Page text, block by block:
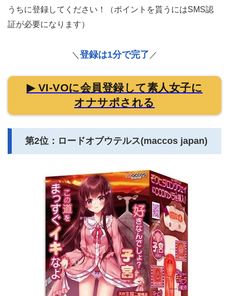
うちに登録してください！（ポイントを貰うにはSMS認
証が必要になります）
＼ 登録は1分で完了 ／
▶ VI-VOに会員登録して素人女子に
オナサポされる
第2位：ロードオブウテルス(maccos japan)